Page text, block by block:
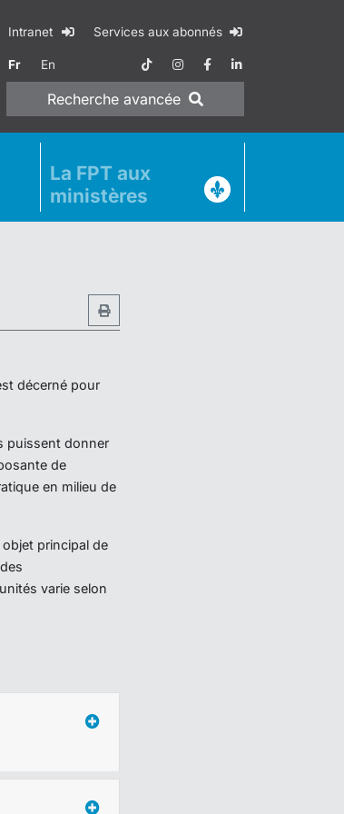
Intranet Services aux abonnés
Fr En
Recherche avancée
La FPT aux
ministères
décerné pour
puissent donner
de
en milieu de
principal de
varie selon